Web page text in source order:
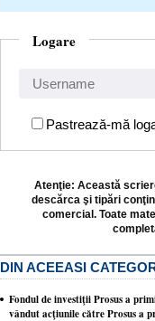
Logare
Pastrează-mă
Atenţie: Această
descărca şi tipări
comercial. Toate
DIN ACEEASI
Fondul de investiţii Prosus a
vândut acţiunile către Prosus a